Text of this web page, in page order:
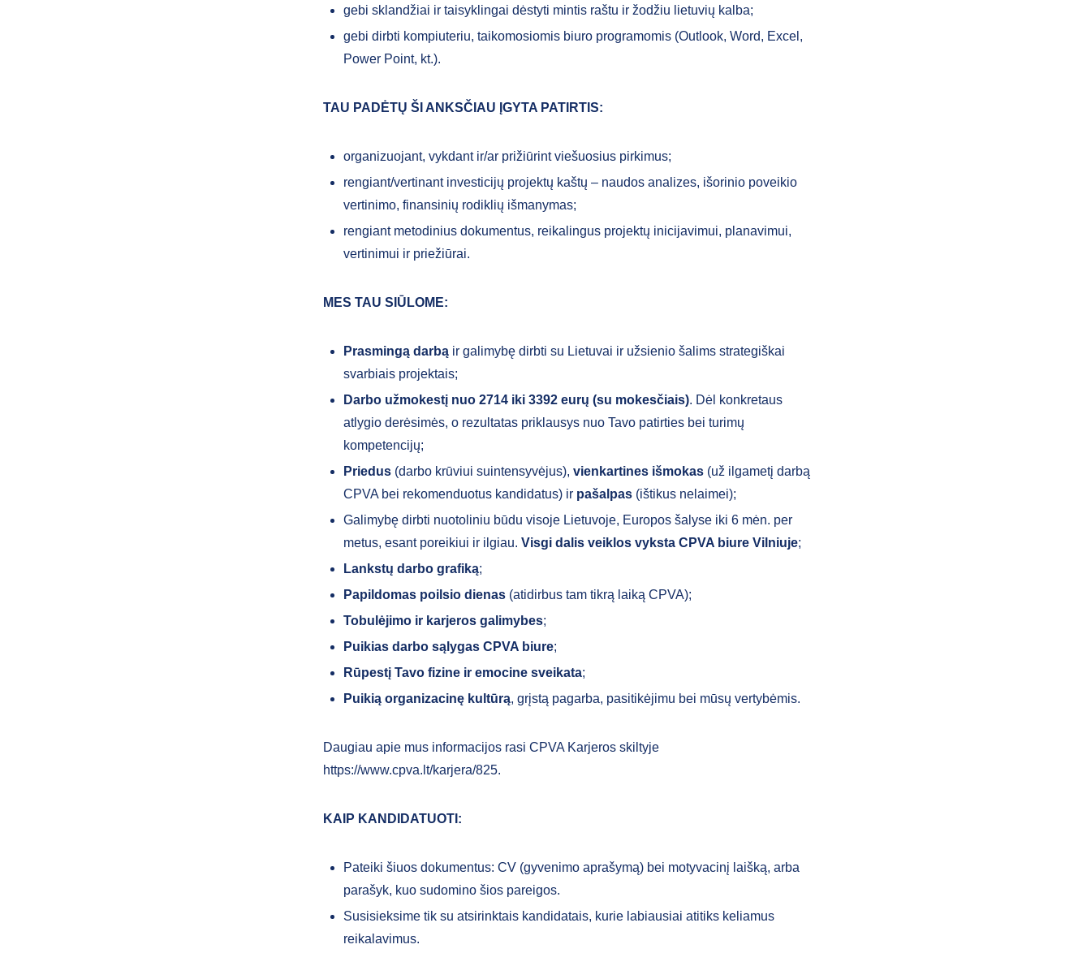
gebi sklandžiai ir taisyklingai dėstyti mintis raštu ir žodžiu lietuvių kalba;
gebi dirbti kompiuteriu, taikomosiomis biuro programomis (Outlook, Word, Excel,
Power Point, kt.).
TAU PADĖTŲ ŠI ANKSČIAU ĮGYTA PATIRTIS:
organizuojant, vykdant ir/ar prižiūrint viešuosius pirkimus;
rengiant/vertinant investicijų projektų kaštų – naudos analizes, išorinio poveikio
vertinimo, finansinių rodiklių išmanymas;
rengiant metodinius dokumentus, reikalingus projektų inicijavimui, planavimui,
vertinimui ir priežiūrai.
MES TAU SIŪLOME:
Prasmingą darbą ir galimybę dirbti su Lietuvai ir užsienio šalims strategiškai
svarbiais projektais;
Darbo užmokestį nuo 2714 iki 3392 eurų (su mokesčiais). Dėl konkretaus
atlygio derėsimės, o rezultatas priklausys nuo Tavo patirties bei turimų
kompetencijų;
Priedus (darbo krūviui suintensyvėjus), vienkartines išmokas (už ilgametį darbą
CPVA bei rekomenduotus kandidatus) ir pašalpas (ištikus nelaimei);
Galimybę dirbti nuotoliniu būdu visoje Lietuvoje, Europos šalyse iki 6 mėn. per
metus, esant poreikiui ir ilgiau. Visgi dalis veiklos vyksta CPVA biure Vilniuje;
Lankstų darbo grafiką;
Papildomas poilsio dienas (atidirbus tam tikrą laiką CPVA);
Tobulėjimo ir karjeros galimybes;
Puikias darbo sąlygas CPVA biure;
Rūpestį Tavo fizine ir emocine sveikata;
Puikią organizacinę kultūrą, grįstą pagarba, pasitikėjimu bei mūsų vertybėmis.
Daugiau apie mus informacijos rasi CPVA Karjeros skiltyje
https://www.cpva.lt/karjera/825.
KAIP KANDIDATUOTI:
Pateiki šiuos dokumentus: CV (gyvenimo aprašymą) bei motyvacinį laišką, arba
parašyk, kuo sudomino šios pareigos.
Susisieksime tik su atsirinktais kandidatais, kurie labiausiai atitiks keliamus
reikalavimus.